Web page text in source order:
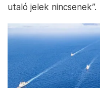
utaló jelek nincsenek”.